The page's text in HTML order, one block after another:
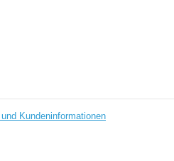
Kundeninformationen